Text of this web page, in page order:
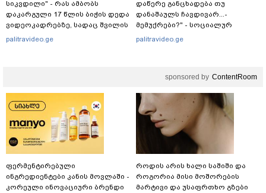
სიკვდილი" - რას ამბობს
დაკარგული 17 წლის ბიჭის დედა
ვიდეოკადრებზე, სადაც შვილის
განწირული ვედრების ხმა
palitravideo.ge
დაწერე განცხადება თუ
დანაშაულს ჩავდივარ...-
მემუქრები?" - სოციალურ
ქსელში სკანდალური კადრები
palitravideo.ge
sponsored by ContentRoom
ფერმენტირებული
ინგრედიენტები კანის მოვლაში -
კორეული ინოვაციური ბრენდი
როდის არის ხალი საშიში და
როგორია მისი მოშორების
მარტივი და უსაფრთხო გზები